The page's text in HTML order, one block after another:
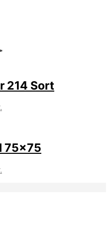
214 Sort
1.849,00 kr..
75×75